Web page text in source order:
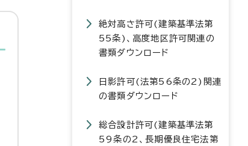
絶対高さ許可(建築基準法第
55条)、高度地区許可関連の
書類ダウンロード
日影許可(法第56条の2)関連
の書類ダウンロード
総合設計許可(建築基準法第
59条の2、長期優良住宅法第